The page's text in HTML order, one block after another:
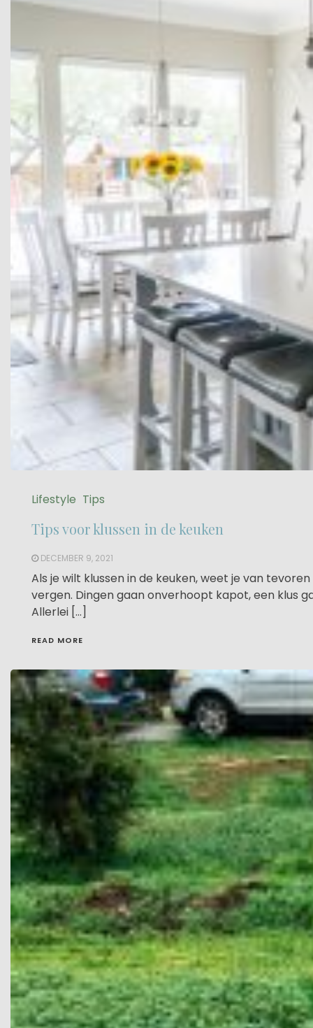
Lifestyle Tips
Tips voor klussen in de keuken
DECEMBER 9, 2021
Als je wilt klussen in de keuken, weet je van
vergen. Dingen gaan onverhoopt kapot, een klus
Allerlei […]
READ MORE